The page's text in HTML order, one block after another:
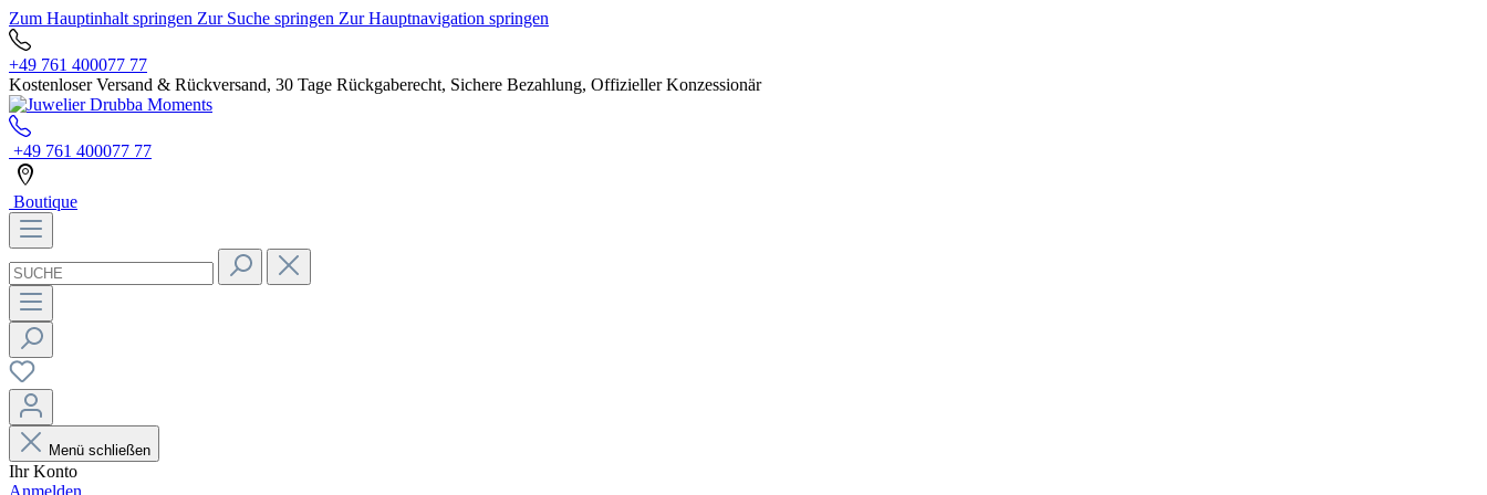
Zum Hauptinhalt springen Zur Suche springen Zur Hauptnavigation springen
+49 761 400077 77
Kostenloser Versand & Rückversand, 30 Tage Rückgaberecht, Sichere Bezahlung, Offizieller Konzessionär
+49 761 400077 77
Boutique
Menü schließen
Ihr Konto
Anmelden